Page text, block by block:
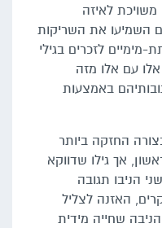
משויכת לאיזה
השמיעו את השריקות
לזכרים בגילי
אלו עם אלו מזה
באמצעות
החזקה ביותר
אך גילו שדווקא
הניבו תגובה
אחוז מהמקרים, האזנה לצליל
שחייה מידית